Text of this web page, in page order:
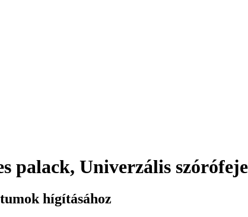
palack, Univerzális
hígításához